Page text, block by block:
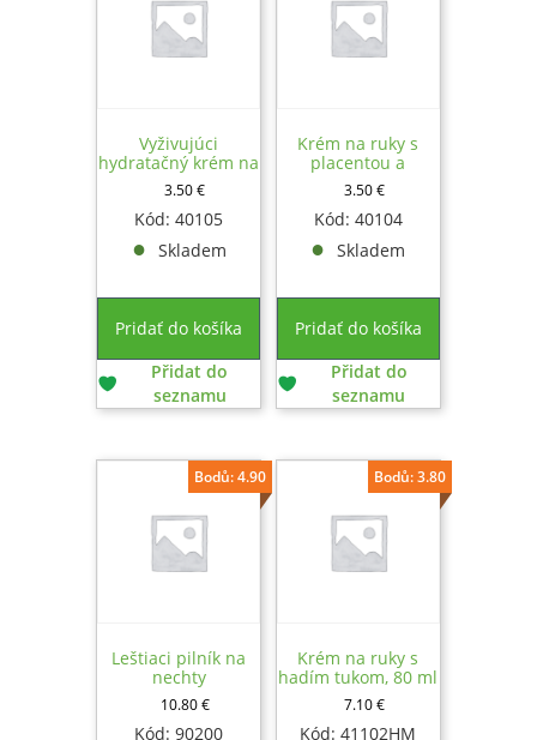
Vyživujúci
hydratačný krém na
ruky Ovčie mlieko,
80ml
3.50€
Kód: 40105
Skladem
Pridať do košíka
Přidat do
seznamu
Krém na ruky s
placentou a
perlovým práškom,
80ml
3.50€
Kód: 40104
Skladem
Pridať do košíka
Přidat do
seznamu
Leštiaci pilník na
nechty
10.80€
Bodů: 4.90
Kód: 90200
Krém na ruky s
hadím tukom, 80 ml
7.10€
Bodů: 3.80
Kód: 41102HM